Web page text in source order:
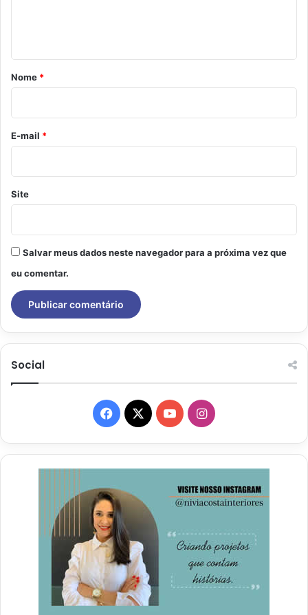
r
i
o
*
Nome *
E-mail *
Site
Salvar meus dados neste navegador para a próxima vez que
eu comentar.
Social
Facebook
X YouTubeInstagram